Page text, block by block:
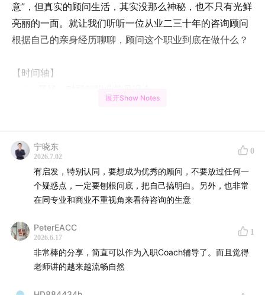
意”，但真实的顾问生活，其实没那么神秘，也不只有光鲜
亮丽的一面。就让我们听听一位从业二三十年的咨询顾问
根据自己的亲身经历聊聊，顾问这个职业到底在做什么？​
【时间轴】
09:37 顾问是客户服务者，客户意识是基本心态
顾问是问题的解决者+终身持续学习者
顾问是时间付费的业务，必须实现商业价值
展开Show Notes
宁晓东
2026.7.02
0
有启发，特别认同，要想成为优秀的顾问，不要放过任何一
个疑惑点，一定要刨根问底，把自己搞明白。另外，也非常
在同专业和商业不重视角来看待咨询的生意
PeterEACC
2026.6.17
1
非常棒的分享，简直可以作为入职Coach辅导了。而且觉得
老师讲的越来越流畅自然